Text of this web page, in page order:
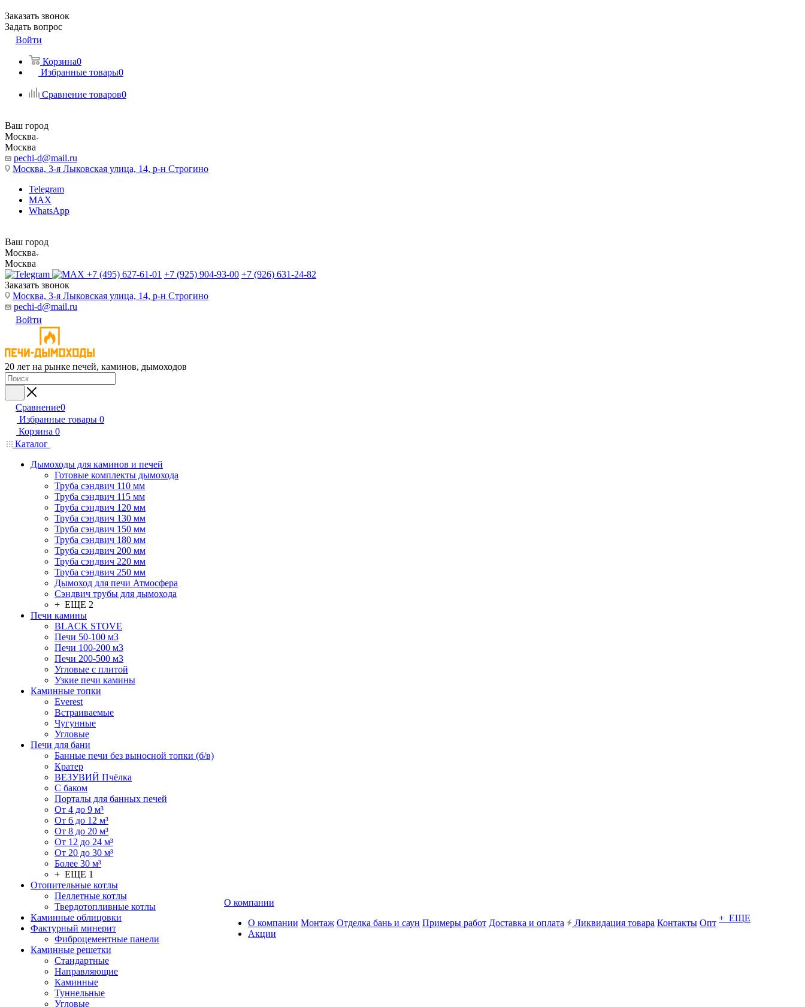
Заказать звонок
Задать вопрос
Войти
Корзина0
Избранные товары0
Сравнение товаров0
Ваш город
Москва
Москва
pechi-d@mail.ru
Москва, 3-я Лыковская улица, 14, р-н Строгино
Telegram
MAX
WhatsApp
Ваш город
Москва
Москва
+7 (495) 627-61-01 +7 (925) 904-93-00 +7 (926) 631-24-82
Заказать звонок
Москва, 3-я Лыковская улица, 14, р-н Строгино
pechi-d@mail.ru
Войти
20 лет на рынке печей, каминов, дымоходов
Сравнение0
Избранные товары 0
Корзина 0
Каталог
Дымоходы для каминов и печей
Готовые комплекты дымохода
Труба сэндвич 110 мм
Труба сэндвич 115 мм
Труба сэндвич 120 мм
Труба сэндвич 130 мм
Труба сэндвич 150 мм
Труба сэндвич 180 мм
Труба сэндвич 200 мм
Труба сэндвич 220 мм
Труба сэндвич 250 мм
Дымоход для печи Атмосфера
Сэндвич трубы для дымохода
+ ЕЩЕ 2
Печи камины
BLACK STOVE
Печи 50-100 м3
Печи 100-200 м3
Печи 200-500 м3
Угловые с плитой
Узкие печи камины
Каминные топки
Everest
Встраиваемые
Чугунные
Угловые
Печи для бани
Банные печи без выносной топки (б/в)
Кратер
ВЕЗУВИЙ Пчёлка
С баком
Порталы для банных печей
От 4 до 9 м³
От 6 до 12 м³
От 8 до 20 м³
От 12 до 24 м³
От 20 до 30 м³
Более 30 м³
+ ЕЩЕ 1
Отопительные котлы
Пеллетные котлы
Твердотопливные котлы
Каминные облицовки
Фактурный минерит
Фиброцементные панели
Каминные решетки
Стандартные
Направляющие
Каминные
Туннельные
Угловые
О компании
О компании
Акции
Монтаж Отделка бань и саун Примеры работ Доставка и оплата Ликвидация товара Контакты Опт + ЕЩЕ